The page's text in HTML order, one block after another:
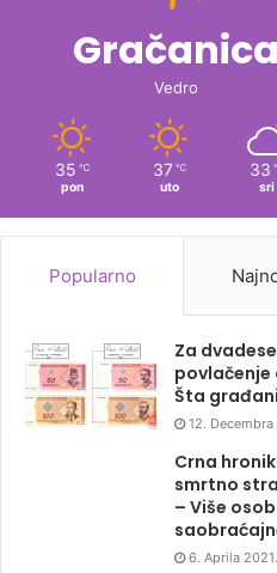
Gračanica
Vedro
35 ℃
pon
37 ℃
uto
33
sri
Popularno
Za
povlačenje
Šta
12.
Crna
smrtno
– Više
6. Aprila 2021.